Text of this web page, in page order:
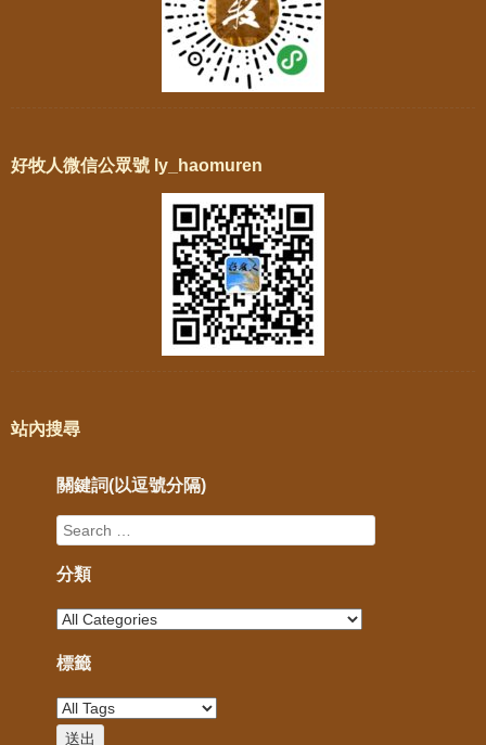
好牧人微信公眾號 ly_haomuren
站內搜尋
關鍵詞(以逗號分隔)
分類
標籤